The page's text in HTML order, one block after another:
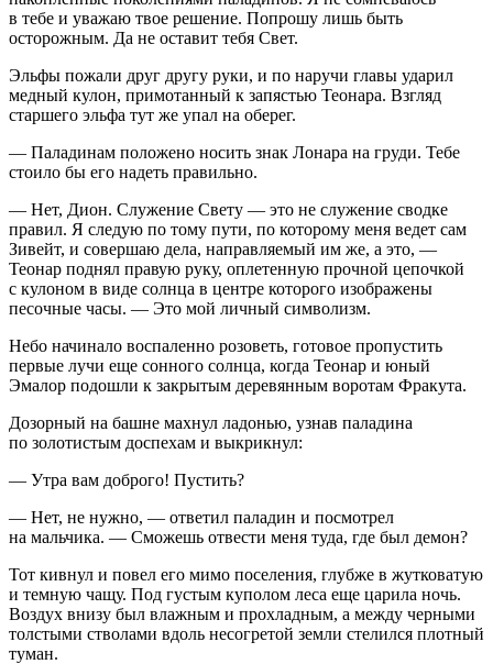
в тебе и уважаю твое решение. Попрошу лишь быть
осторожным. Да не оставит тебя Свет.
Эльфы пожали друг другу руки, и по наручи главы ударил
медный кулон, примотанный к запястью Теонара. Взгляд
старшего эльфа тут же упал на оберег.
— Паладинам положено носить знак Лонара на груди. Тебе
стоило бы его надеть правильно.
— Нет, Дион. Служение Свету — это не служение сводке
правил. Я следую по тому пути, по которому меня ведет сам
Зивейт, и совершаю дела, направляемый им же, а это, —
Теонар поднял правую руку, оплетенную прочной цепочкой
с кулоном в виде солнца в центре которого изображены
песочные часы. — Это мой личный символизм.
Небо начинало воспаленно розоветь, готовое пропустить
первые лучи еще сонного солнца, когда Теонар и юный
Эмалор подошли к закрытым деревянным воротам Фракута.
Дозорный на башне махнул ладонью, узнав паладина
по золотистым доспехам и выкрикнул:
— Утра вам доброго! Пустить?
— Нет, не нужно, — ответил паладин и посмотрел
на мальчика. — Сможешь отвести меня туда, где был демон?
Тот кивнул и повел его мимо поселения, глубже в жутковатую
и темную чащу. Под густым куполом леса еще царила ночь.
Воздух внизу был влажным и прохладным, а между черными
толстыми стволами вдоль несогретой земли стелился плотный
туман.